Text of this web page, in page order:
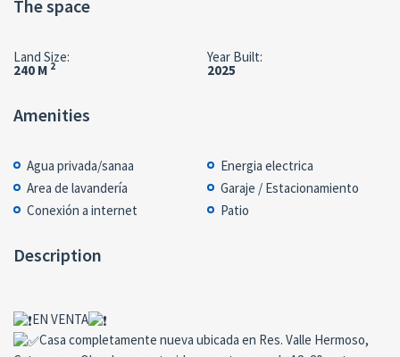
The space
Land Size:
240 M 2
Year Built:
2025
Amenities
Agua privada/sanaa
Area de lavandería
Conexión a internet
Energia electrica
Garaje / Estacionamiento
Patio
Description
EN VENTA
Casa completamente nueva ubicada en Res. Valle Hermoso,